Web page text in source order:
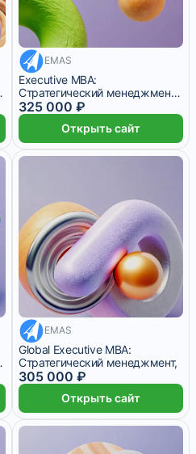
27 083 ₽/мес
EMAS
Executive MBA:
Стратегический менеджмент,
Менеджмент в медицине
325 000 ₽
Открыть сайт
25 416 ₽/мес
EMAS
Global Executive MBA:
Стратегический менеджмент,
305 000 ₽
Открыть сайт